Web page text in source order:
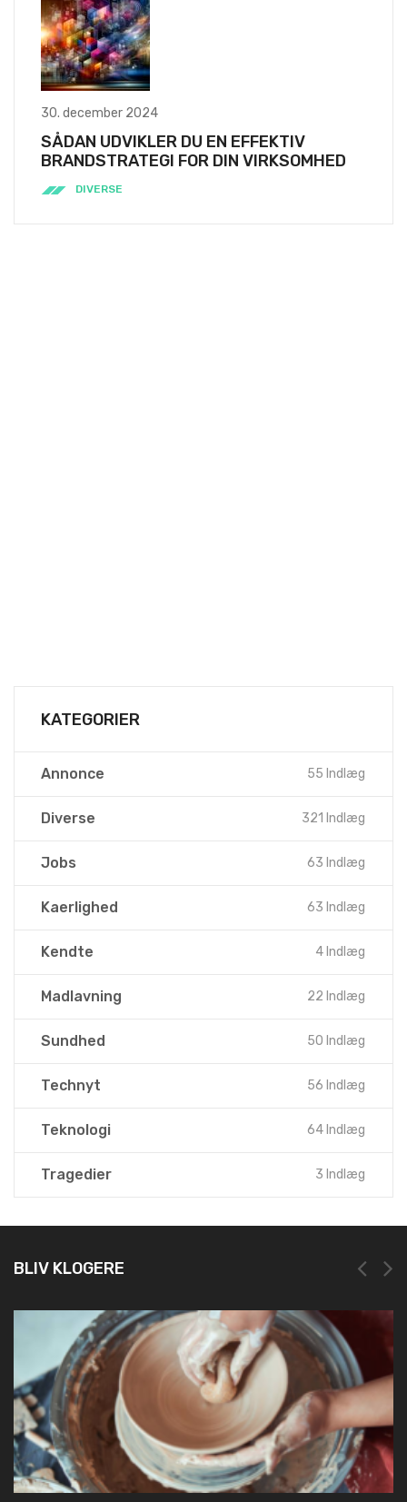
30. december 2024
SÅDAN UDVIKLER DU EN EFFEKTIV
BRANDSTRATEGI FOR DIN VIRKSOMHED
DIVERSE
KATEGORIER
Annonce 55 Indlæg
Diverse 321 Indlæg
Jobs 63 Indlæg
Kaerlighed 63 Indlæg
Kendte 4 Indlæg
Madlavning 22 Indlæg
Sundhed 50 Indlæg
Technyt 56 Indlæg
Teknologi 64 Indlæg
Tragedier 3 Indlæg
BLIV KLOGERE
NEM OG HURTIG
19. marts 2025